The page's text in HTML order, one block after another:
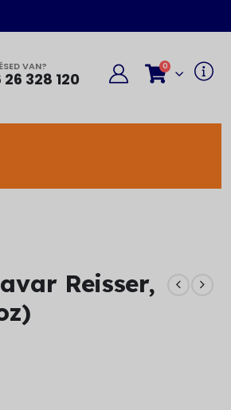
VAN?
26 328 120
0
Reisser,